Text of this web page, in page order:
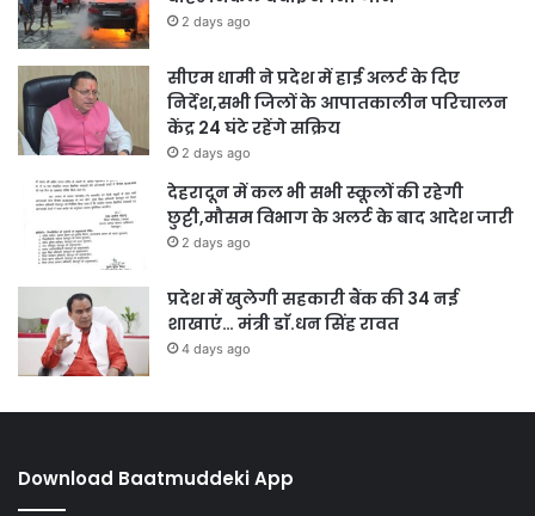
2 days ago
सीएम धामी ने प्रदेश में हाई अलर्ट के दिए
निर्देश,सभी जिलों के आपातकालीन परिचालन
केंद्र 24 घंटे रहेंगे सक्रिय
2 days ago
देहरादून में कल भी सभी स्कूलों की रहेगी
छुट्टी,मौसम विभाग के अलर्ट के बाद आदेश जारी
2 days ago
प्रदेश में खुलेगी सहकारी बैंक की 34 नई
शाखाएं… मंत्री डाॅ.धन सिंह रावत
4 days ago
Download Baatmuddeki App